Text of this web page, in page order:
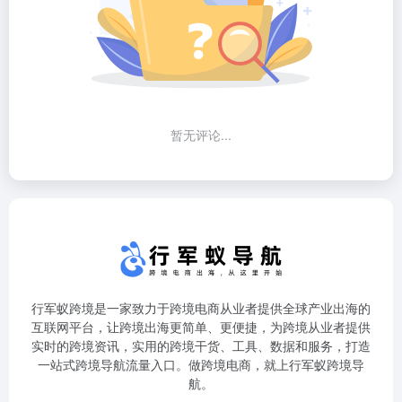
暂无评论...
行军蚁跨境是一家致力于跨境电商从业者提供全球产业出海的
互联网平台，让跨境出海更简单、更便捷，为跨境从业者提供
实时的跨境资讯，实用的跨境干货、工具、数据和服务，打造
一站式跨境导航流量入口。做跨境电商，就上行军蚁跨境导
航。